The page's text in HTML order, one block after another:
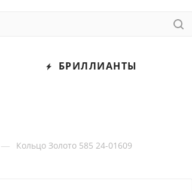
БРИЛЛИАНТЫ
— Кольцо Золото 585 24-01609